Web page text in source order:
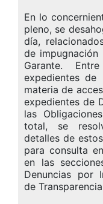
En lo
pleno, se
día,
de impugnación
Garante.
expedientes de
materia de
expedientes de
las
total, se
detalles de
para consulta
en las
Denuncias por
de